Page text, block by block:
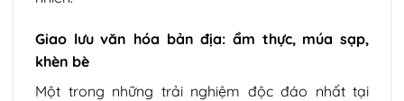
Giao lưu văn hóa bản địa: ẩm thực, múa sạp,
khèn bè
Một trong những trải nghiệm độc đáo nhất tại